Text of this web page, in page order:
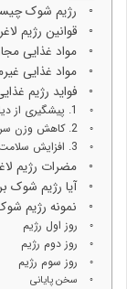
رژیم شوک
قوانین رژیم
مواد غذایی
مواد غذایی
فواید رژیم
1. پیشگیری از دیابت و بیماری‌های قلبی
2. کاهش وزن سریع
3. افزایش سلامت ذهن
مضرات رژیم
آیا رژیم شوک
نمونه رژیم
روز اول رژیم
روز دوم رژیم
روز سوم رژیم
سخن پایانی